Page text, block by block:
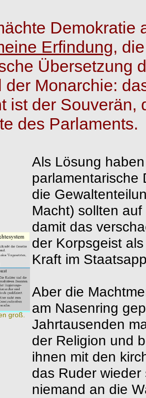
Demokratie
Erfindung,
Übersetzung
der Monarchie:
ist der Souverän,
des Parlaments.
groß.
Als Lösung
parlamentarische
die
Macht) sollten
damit das
der Korpsgeist
Kraft im
Aber die
am Nasenring
Jahrtausenden
der Religion und
ihnen mit den
das Ruder
niemand an die